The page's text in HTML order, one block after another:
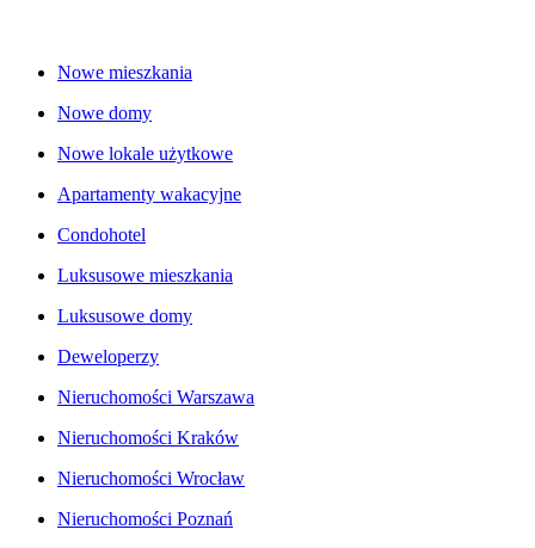
Nowe mieszkania
Nowe domy
Nowe lokale użytkowe
Apartamenty wakacyjne
Condohotel
Luksusowe mieszkania
Luksusowe domy
Deweloperzy
Nieruchomości Warszawa
Nieruchomości Kraków
Nieruchomości Wrocław
Nieruchomości Poznań